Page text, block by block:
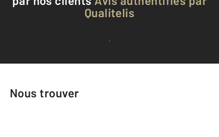
Qualitelis
Voir tous les avis clients
Nous trouver